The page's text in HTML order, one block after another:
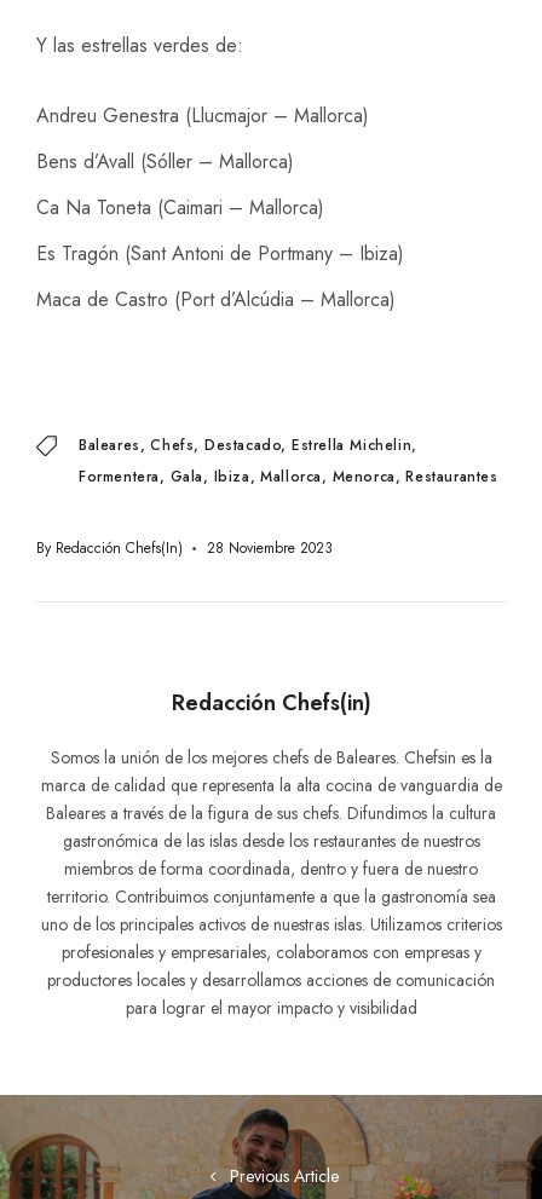
Y las estrellas verdes de:
Andreu Genestra (Llucmajor – Mallorca)
Bens d’Avall (Sóller – Mallorca)
Ca Na Toneta (Caimari – Mallorca)
Es Tragón (Sant Antoni de Portmany – Ibiza)
Maca de Castro (Port d’Alcúdia – Mallorca)
Baleares Chefs Destacado Estrella Michelin
Formentera
Gala Ibiza Mallorca Menorca Restaurantes
By Redacción Chefs(in) 28 Noviembre 2023
Redacción Chefs(in)
Somos la unión de los mejores chefs de Baleares. Chefsin es la
marca de calidad que representa la alta cocina de vanguardia de
Baleares a través de la figura de sus chefs. Difundimos la cultura
gastronómica de las islas desde los restaurantes de nuestros
miembros de forma coordinada, dentro y fuera de nuestro
territorio. Contribuimos conjuntamente a que la gastronomía sea
uno de los principales activos de nuestras islas. Utilizamos criterios
profesionales y empresariales, colaboramos con empresas y
productores locales y desarrollamos acciones de comunicación
para lograr el mayor impacto y visibilidad
Navegación
de
Previous Article